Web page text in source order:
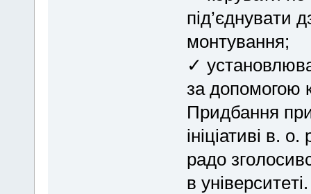
під’єднувaти
монтувaння;
✓
за допомогою
Придбання
ініціативі в.
pадo
в